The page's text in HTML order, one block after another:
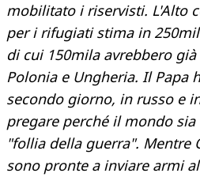
mobilitato i riservisti. L'Alto
per i rifugiati stima in
di cui 150mila avrebbero
Polonia e Ungheria. Il Papa
secondo giorno, in russo e
pregare perché il mondo
"follia della guerra". Mentre
sono pronte a inviare armi